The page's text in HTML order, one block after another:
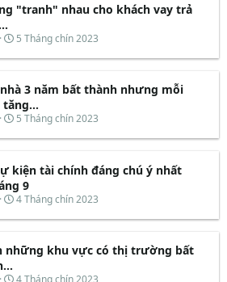
"tranh" nhau cho khách vay trả
N
à
b
ắ
t
ầ
5 Tháng chín 2023
nhà 3 năm bất thành nhưng mỗi
tăng...
N
à
b
ắ
t
ầ
5 Tháng chín 2023
kiện tài chính đáng chú ý nhất
9
N
à
b
t
4 Tháng chín 2023
những khu vực có thị trường bất
N